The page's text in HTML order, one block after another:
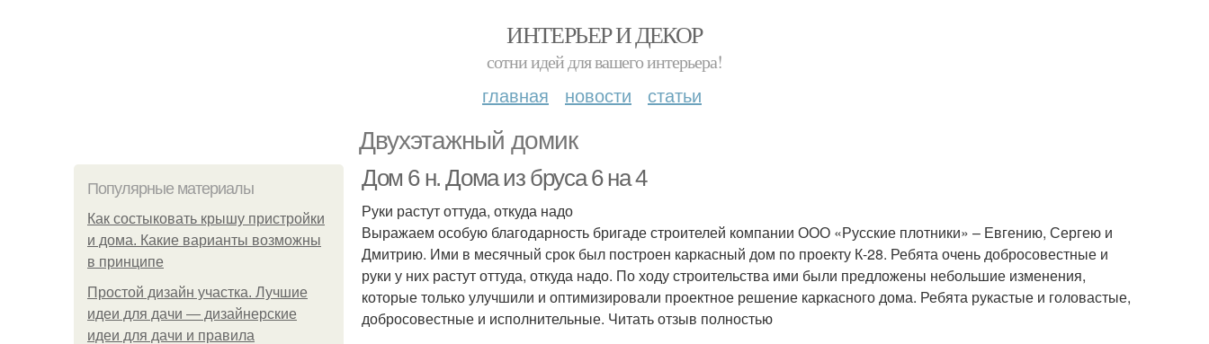
ИНТЕРЬЕР И ДЕКОР
сотни идей для вашего интерьера!
главная новости статьи
Двухэтажный домик
Популярные материалы
Как состыковать крышу пристройки
и дома. Какие варианты возможны
в принципе
Простой дизайн участка. Лучшие
идеи для дачи — дизайнерские
идеи для дачи и правила
Дом 6 н. Дома из бруса 6 на 4
Руки растут оттуда, откуда надо
Выражаем особую благодарность бригаде строителей компании ООО «Русские плотники» – Евгению, Сергею и
Дмитрию. Ими в месячный срок был построен каркасный дом по проекту К-28. Ребята очень добросовестные и
руки у них растут оттуда, откуда надо. По ходу строительства ими были предложены небольшие изменения,
которые только улучшили и оптимизировали проектное решение каркасного дома. Ребята рукастые и головастые,
добросовестные и исполнительные. Читать отзыв полностью